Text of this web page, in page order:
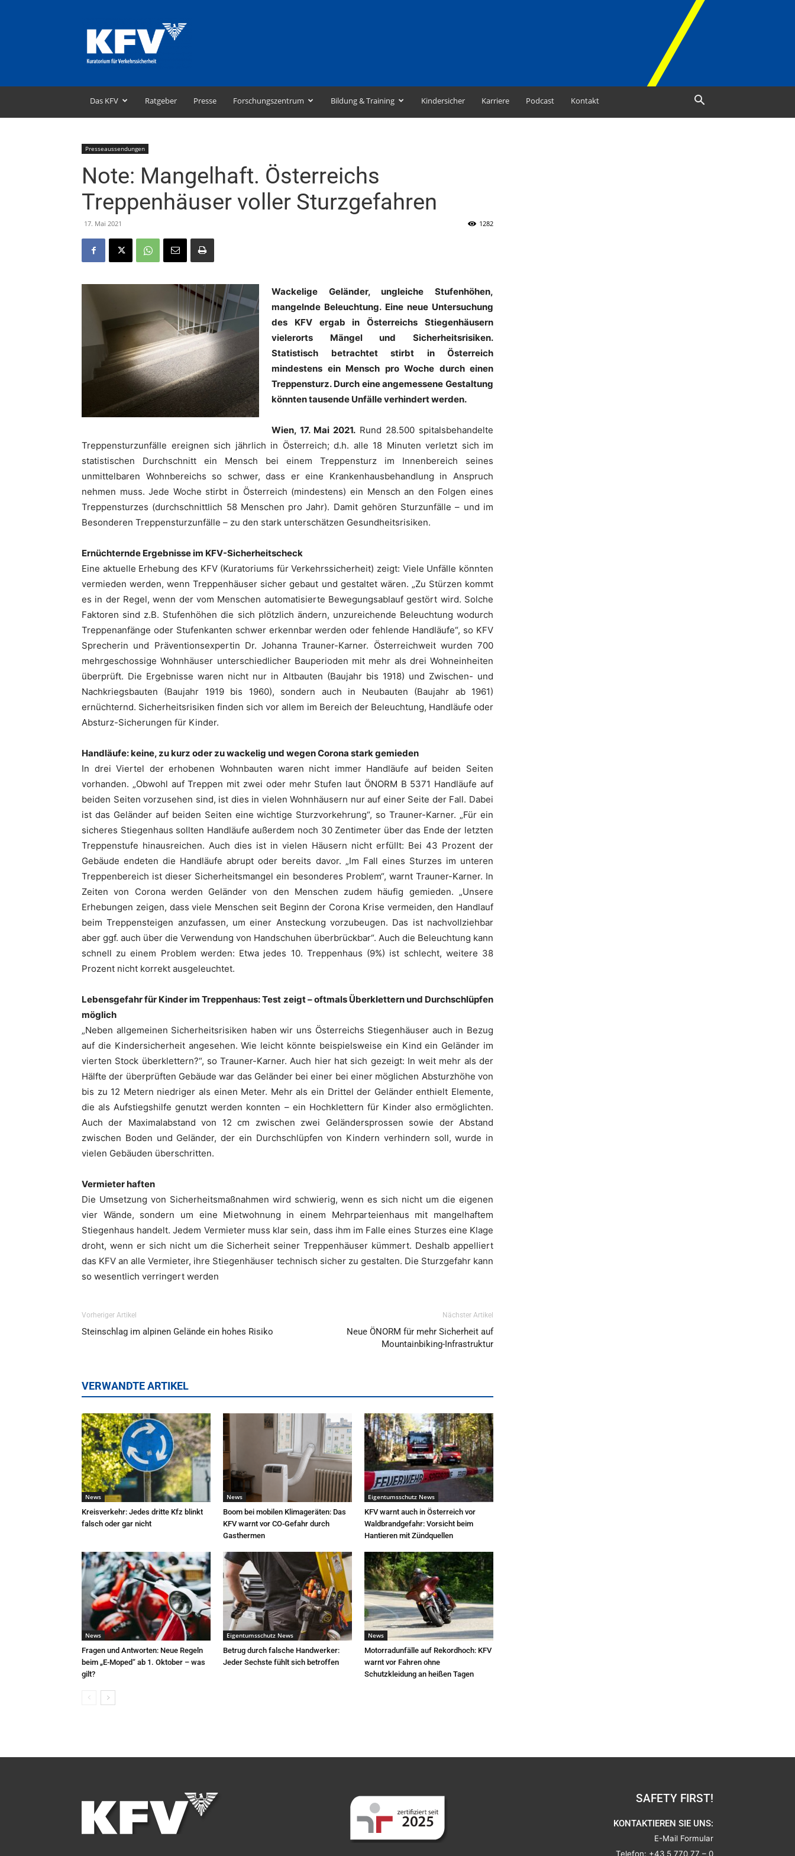
–
Kuratorium
für
Das KFV Ratgeber Presse Forschungszentrum Bildung & Training Kindersicher Karriere Podcast Kontakt
Presseaussendungen
Note: Mangelhaft. Österreichs
Treppenhäuser voller Sturzgefahren
17. Mai 2021 1282
Wackelige Geländer, ungleiche Stufenhöhen,
mangelnde Beleuchtung. Eine neue Untersuchung
des KFV ergab in Österreichs Stiegenhäusern
vielerorts Mängel und Sicherheitsrisiken.
Statistisch betrachtet stirbt in Österreich
mindestens ein Mensch pro Woche durch einen
Treppensturz. Durch eine angemessene Gestaltung
könnten tausende Unfälle verhindert werden.
Wien, 17. Mai 2021. Rund 28.500 spitalsbehandelte
Treppensturzunfälle ereignen sich jährlich in Österreich; d.h. alle 18 Minuten verletzt sich im
statistischen Durchschnitt ein Mensch bei einem Treppensturz im Innenbereich seines
unmittelbaren Wohnbereichs so schwer, dass er eine Krankenhausbehandlung in Anspruch
nehmen muss. Jede Woche stirbt in Österreich (mindestens) ein Mensch an den Folgen eines
Treppensturzes (durchschnittlich 58 Menschen pro Jahr). Damit gehören Sturzunfälle – und im
Besonderen Treppensturzunfälle – zu den stark unterschätzen Gesundheitsrisiken.
Ernüchternde Ergebnisse im KFV-Sicherheitscheck
Eine aktuelle Erhebung des KFV (Kuratoriums für Verkehrssicherheit) zeigt: Viele Unfälle könnten
vermieden werden, wenn Treppenhäuser sicher gebaut und gestaltet wären. „Zu Stürzen kommt
es in der Regel, wenn der vom Menschen automatisierte Bewegungsablauf gestört wird. Solche
Faktoren sind z.B. Stufenhöhen die sich plötzlich ändern, unzureichende Beleuchtung wodurch
Treppenanfänge oder Stufenkanten schwer erkennbar werden oder fehlende Handläufe“, so KFV
Sprecherin und Präventionsexpertin Dr. Johanna Trauner-Karner. Österreichweit wurden 700
mehrgeschossige Wohnhäuser unterschiedlicher Bauperioden mit mehr als drei Wohneinheiten
überprüft. Die Ergebnisse waren nicht nur in Altbauten (Baujahr bis 1918) und Zwischen- und
Nachkriegsbauten (Baujahr 1919 bis 1960), sondern auch in Neubauten (Baujahr ab 1961)
ernüchternd. Sicherheitsrisiken finden sich vor allem im Bereich der Beleuchtung, Handläufe oder
Absturz-Sicherungen für Kinder.
Handläufe: keine, zu kurz oder zu wackelig und wegen Corona stark gemieden
In drei Viertel der erhobenen Wohnbauten waren nicht immer Handläufe auf beiden Seiten
vorhanden. „Obwohl auf Treppen mit zwei oder mehr Stufen laut ÖNORM B 5371 Handläufe auf
beiden Seiten vorzusehen sind, ist dies in vielen Wohnhäusern nur auf einer Seite der Fall. Dabei
ist das Geländer auf beiden Seiten eine wichtige Sturzvorkehrung“, so Trauner-Karner. „Für ein
sicheres Stiegenhaus sollten Handläufe außerdem noch 30 Zentimeter über das Ende der letzten
Treppenstufe hinausreichen. Auch dies ist in vielen Häusern nicht erfüllt: Bei 43 Prozent der
Gebäude endeten die Handläufe abrupt oder bereits davor. „Im Fall eines Sturzes im unteren
Treppenbereich ist dieser Sicherheitsmangel ein besonderes Problem“, warnt Trauner-Karner. In
Zeiten von Corona werden Geländer von den Menschen zudem häufig gemieden. „Unsere
Erhebungen zeigen, dass viele Menschen seit Beginn der Corona Krise vermeiden, den Handlauf
beim Treppensteigen anzufassen, um einer Ansteckung vorzubeugen. Das ist nachvollziehbar
aber ggf. auch über die Verwendung von Handschuhen überbrückbar“. Auch die Beleuchtung kann
schnell zu einem Problem werden: Etwa jedes 10. Treppenhaus (9%) ist schlecht, weitere 38
Prozent nicht korrekt ausgeleuchtet.
Lebensgefahr für Kinder im Treppenhaus: Test zeigt – oftmals Überklettern und Durchschlüpfen
möglich
„Neben allgemeinen Sicherheitsrisiken haben wir uns Österreichs Stiegenhäuser auch in Bezug
auf die Kindersicherheit angesehen. Wie leicht könnte beispielsweise ein Kind ein Geländer im
vierten Stock überklettern?“, so Trauner-Karner. Auch hier hat sich gezeigt: In weit mehr als der
Hälfte der überprüften Gebäude war das Geländer bei einer bei einer möglichen Absturzhöhe von
bis zu 12 Metern niedriger als einen Meter. Mehr als ein Drittel der Geländer enthielt Elemente,
die als Aufstiegshilfe genutzt werden konnten – ein Hochklettern für Kinder also ermöglichten.
Auch der Maximalabstand von 12 cm zwischen zwei Geländersprossen sowie der Abstand
zwischen Boden und Geländer, der ein Durchschlüpfen von Kindern verhindern soll, wurde in
vielen Gebäuden überschritten.
Vermieter haften
Die Umsetzung von Sicherheitsmaßnahmen wird schwierig, wenn es sich nicht um die eigenen
vier Wände, sondern um eine Mietwohnung in einem Mehrparteienhaus mit mangelhaftem
Stiegenhaus handelt. Jedem Vermieter muss klar sein, dass ihm im Falle eines Sturzes eine Klage
droht, wenn er sich nicht um die Sicherheit seiner Treppenhäuser kümmert. Deshalb appelliert
das KFV an alle Vermieter, ihre Stiegenhäuser technisch sicher zu gestalten. Die Sturzgefahr kann
so wesentlich verringert werden
Vorheriger Artikel
Steinschlag im alpinen Gelände ein hohes Risiko
Nächster Artikel
Neue ÖNORM für mehr Sicherheit auf
Mountainbiking-Infrastruktur
VERWANDTE ARTIKEL
News
Kreisverkehr: Jedes dritte Kfz blinkt
falsch oder gar nicht
News
Boom bei mobilen Klimageräten: Das
KFV warnt vor CO-Gefahr durch
Gasthermen
Eigentumsschutz News
KFV warnt auch in Österreich vor
Waldbrandgefahr: Vorsicht beim
Hantieren mit Zündquellen
News
Fragen und Antworten: Neue Regeln
beim „E-Moped“ ab 1. Oktober – was
gilt?
Eigentumsschutz News
Betrug durch falsche Handwerker:
Jeder Sechste fühlt sich betroffen
News
Motorradunfälle auf Rekordhoch: KFV
warnt vor Fahren ohne
Schutzkleidung an heißen Tagen
SAFETY FIRST!
KONTAKTIEREN SIE UNS:
E-Mail Formular
Telefon: +43 5 770 77 – 0